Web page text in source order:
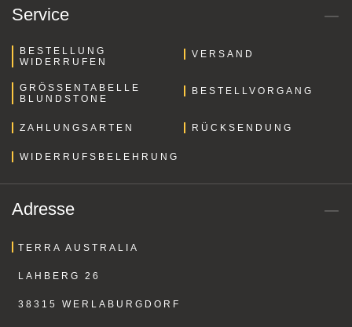
Service
BESTELLUNG
WIDERRUFEN
VERSAND
GRÖSSENTABELLE B
LUNDSTONE
BESTELLVORGANG
ZAHLUNGSARTEN RÜCKSENDUNG
WIDERRUFSBELEHRUNG
Adresse
TERRA AUSTRALIA
LAHBERG 26
38315 WERLABURGDORF